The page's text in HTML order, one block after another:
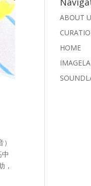
，
ABOUT
HOME